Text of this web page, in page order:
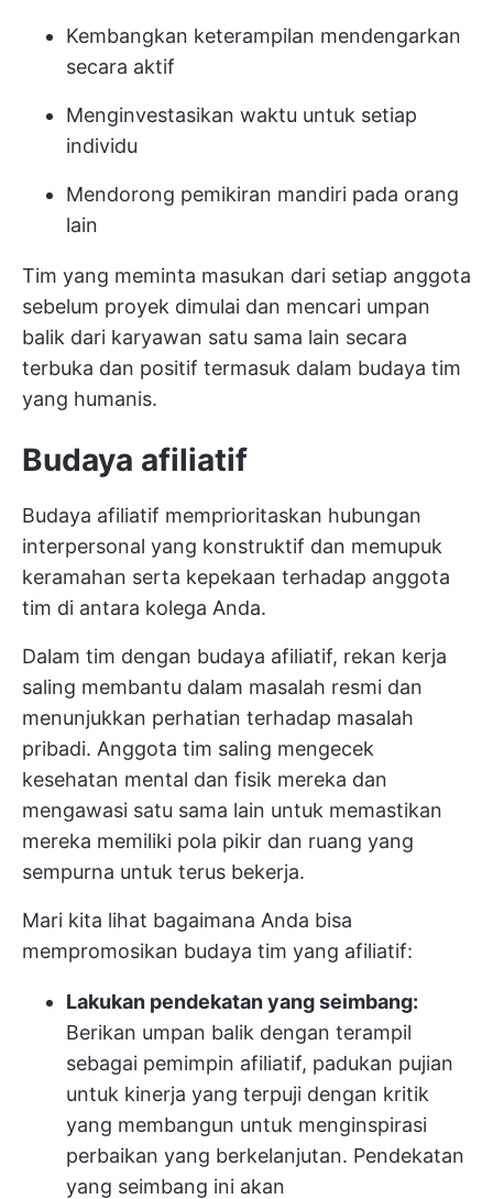
Kembangkan keterampilan mendengarkan
secara aktif
Menginvestasikan waktu untuk setiap
individu
Mendorong pemikiran mandiri pada orang
lain
Tim yang meminta masukan dari setiap anggota
sebelum proyek dimulai dan mencari umpan
balik dari karyawan satu sama lain secara
terbuka dan positif termasuk dalam budaya tim
yang humanis.
Budaya afiliatif
Budaya afiliatif memprioritaskan hubungan
interpersonal yang konstruktif dan memupuk
keramahan serta kepekaan terhadap anggota
tim di antara kolega Anda.
Dalam tim dengan budaya afiliatif, rekan kerja
saling membantu dalam masalah resmi dan
menunjukkan perhatian terhadap masalah
pribadi. Anggota tim saling mengecek
kesehatan mental dan fisik mereka dan
mengawasi satu sama lain untuk memastikan
mereka memiliki pola pikir dan ruang yang
sempurna untuk terus bekerja.
Mari kita lihat bagaimana Anda bisa
mempromosikan budaya tim yang afiliatif:
Lakukan pendekatan yang seimbang:
Berikan umpan balik dengan terampil
sebagai pemimpin afiliatif, padukan pujian
untuk kinerja yang terpuji dengan kritik
yang membangun untuk menginspirasi
perbaikan yang berkelanjutan. Pendekatan
yang seimbang ini akan